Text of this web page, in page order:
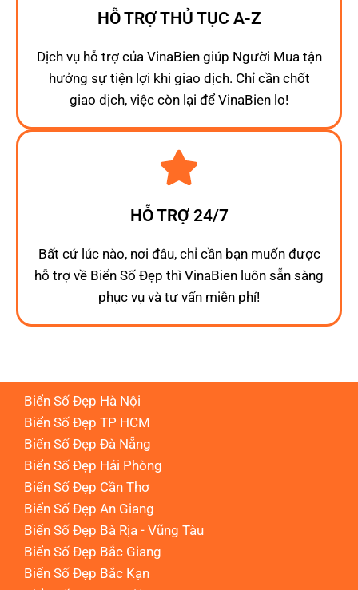
HỖ TRỢ THỦ TỤC A-Z
Dịch vụ hỗ trợ của VinaBien giúp Người Mua tận
hưởng sự tiện lợi khi giao dịch. Chỉ cần chốt
giao dịch, việc còn lại để VinaBien lo!
HỖ TRỢ 24/7
Bất cứ lúc nào, nơi đâu, chỉ cần bạn muốn được
hỗ trợ về Biển Số Đẹp thì VinaBien luôn sẵn sàng
phục vụ và tư vấn miễn phí!
Biển Số Đẹp Hà Nội
Biển Số Đẹp TP HCM
Biển Số Đẹp Đà Nẵng
Biển Số Đẹp Hải Phòng
Biển Số Đẹp Cần Thơ
Biển Số Đẹp An Giang
Biển Số Đẹp Bà Rịa - Vũng Tàu
Biển Số Đẹp Bắc Giang
Biển Số Đẹp Bắc Kạn